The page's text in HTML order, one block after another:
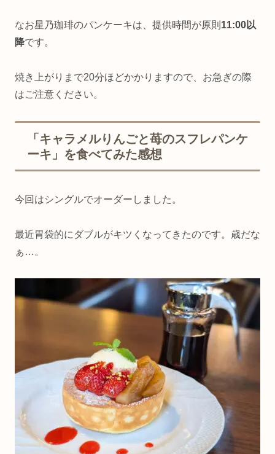
なお星乃珈琲のパンケーキは、提供時間が原則 11:00以
降です。
焼き上がりまで20分ほどかかりますので、お急ぎの際
はご注意ください。
「キャラメルりんごと苺のスフレパンケ
ーキ」を食べてみた感想
今回はシングルでオーダーしました。
最近胃袋的にダブルがキツくなってきたのです。歳だな
ぁ…。